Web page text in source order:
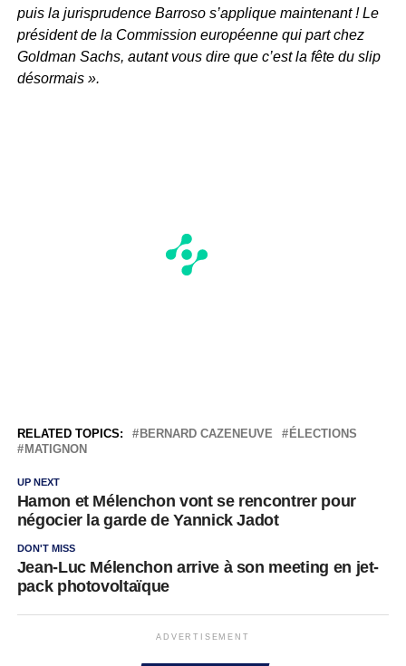
puis la jurisprudence Barroso s’applique maintenant ! Le
président de la Commission européenne qui part chez
Goldman Sachs, autant vous dire que c’est la fête du slip
désormais ».
RELATED TOPICS: BERNARD CAZENEUVE
ÉLECTIONS
MATIGNON
UP NEXT
Hamon et Mélenchon vont se rencontrer pour
négocier la garde de Yannick Jadot
DON'T MISS
Jean-Luc Mélenchon arrive à son meeting en jet-
pack photovoltaïque
ADVERTISEMENT